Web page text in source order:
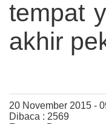
tempat
akhir
20 November 2015 -
Dibaca : 2569